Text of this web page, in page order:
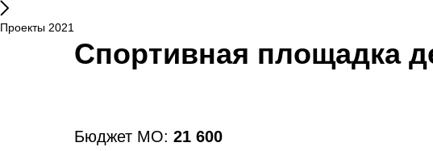
Проекты 2021
Спортивная площадка
Бюджет МО: 21 600